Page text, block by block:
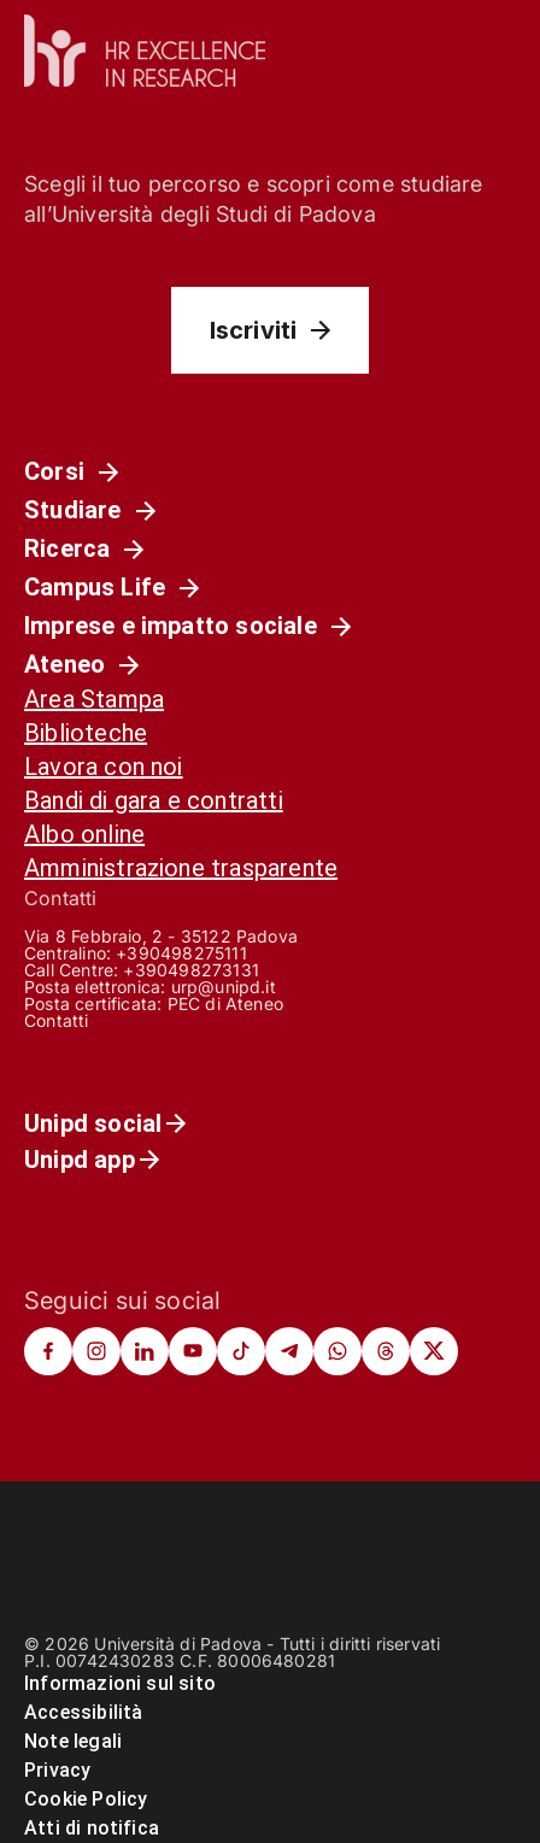
Scegli il tuo percorso e scopri come studiare
all’Università degli Studi di Padova
Iscriviti
Corsi
Studiare
Ricerca
Campus Life
Imprese e impatto sociale
Ateneo
Area Stampa
Biblioteche
Lavora con noi
Bandi di gara e contratti
Albo online
Amministrazione trasparente
Contatti
Via 8 Febbraio, 2 - 35122 Padova
Centralino: +390498275111
Call Centre: +390498273131
Posta elettronica: urp@unipd.it
Posta certificata: PEC di Ateneo
Contatti
Unipd social
Unipd app
Seguici sui social
© 2026 Università di Padova - Tutti i diritti riservati
P.I. 00742430283 C.F. 80006480281
Informazioni sul sito
Accessibilità
Note legali
Privacy
Cookie Policy
Atti di notifica